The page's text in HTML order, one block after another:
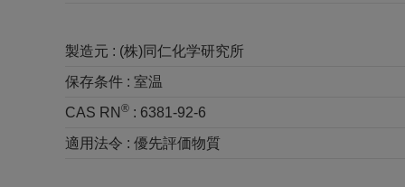
製造元 : (株)同仁化学研究所
保存条件 : 室温
CAS RN ® : 6381-92-6
適用法令 : 優先評価物質